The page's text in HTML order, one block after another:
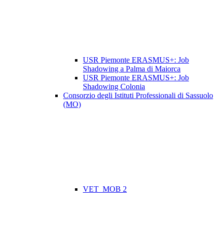
USR Piemonte ERASMUS+: Job
Shadowing a Palma di Maiorca
USR Piemonte ERASMUS+: Job
Shadowing Colonia
Consorzio degli Istituti Professionali di Sassuolo
(MO)
VET_MOB 2